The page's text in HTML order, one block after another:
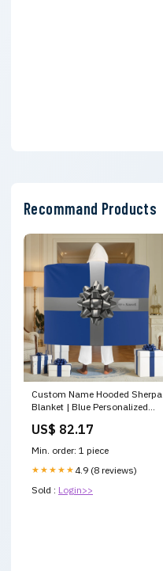
Recommand Products
Custom Name Hooded Sherpa
Blanket | Blue Personalized
Wearable Sherpa Throw for
Him or Her Ocean
US$ 82.17
Min. order: 1 piece
★★★★★ 4.9 (8 reviews)
Sold : Login>>